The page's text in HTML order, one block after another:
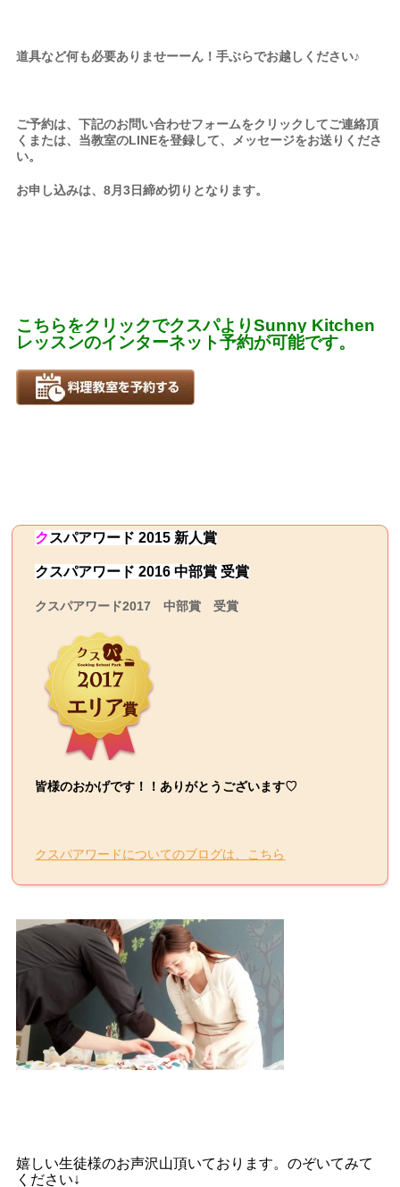
道具など何も必要ありませーーん！手ぶらでお越しください♪
ご予約は、下記のお問い合わせフォームをクリックしてご連絡頂
くまたは、当教室のLINEを登録して、メッセージをお送りくださ
い。
お申し込みは、8月3日締め切りとなります。
こちらをクリックでクスパよりSunny Kitchen
レッスンのインターネット予約が可能です。
ク スパアワード 2015 新人賞
クスパアワード 2016 中部賞 受賞
クスパアワード2017 中部賞 受賞
皆様のおかげです！！ありがとうございます♡
クスパアワードについてのブログは、こちら
嬉しい生徒様のお声沢山頂いております。のぞいてみて
ください↓